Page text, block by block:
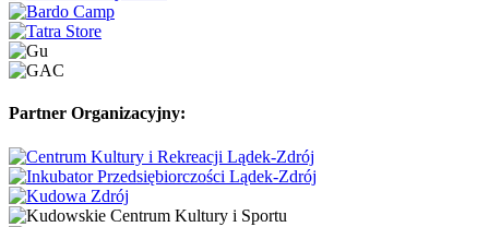
Partner Organizacyjny: